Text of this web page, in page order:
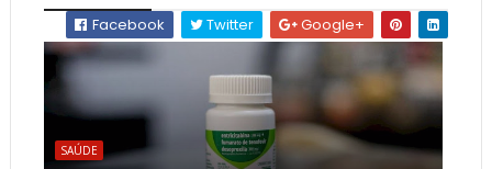
Facebook
Twitter Google+
SAÚDE